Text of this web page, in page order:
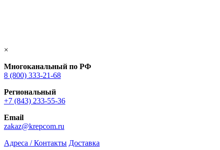
×
Многоканальный по РФ
8 (800) 333‑21-68
Региональный
+7 (843) 233-55-36
Email
zakaz@krepcom.ru
Адреса / Контакты Доставка